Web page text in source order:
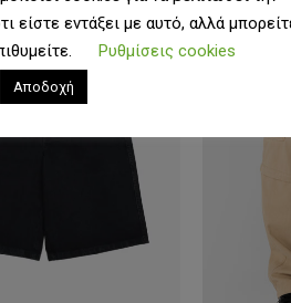
είστε εντάξει με αυτό, αλλά
Ρυθμίσεις cookies
Αποδοχή